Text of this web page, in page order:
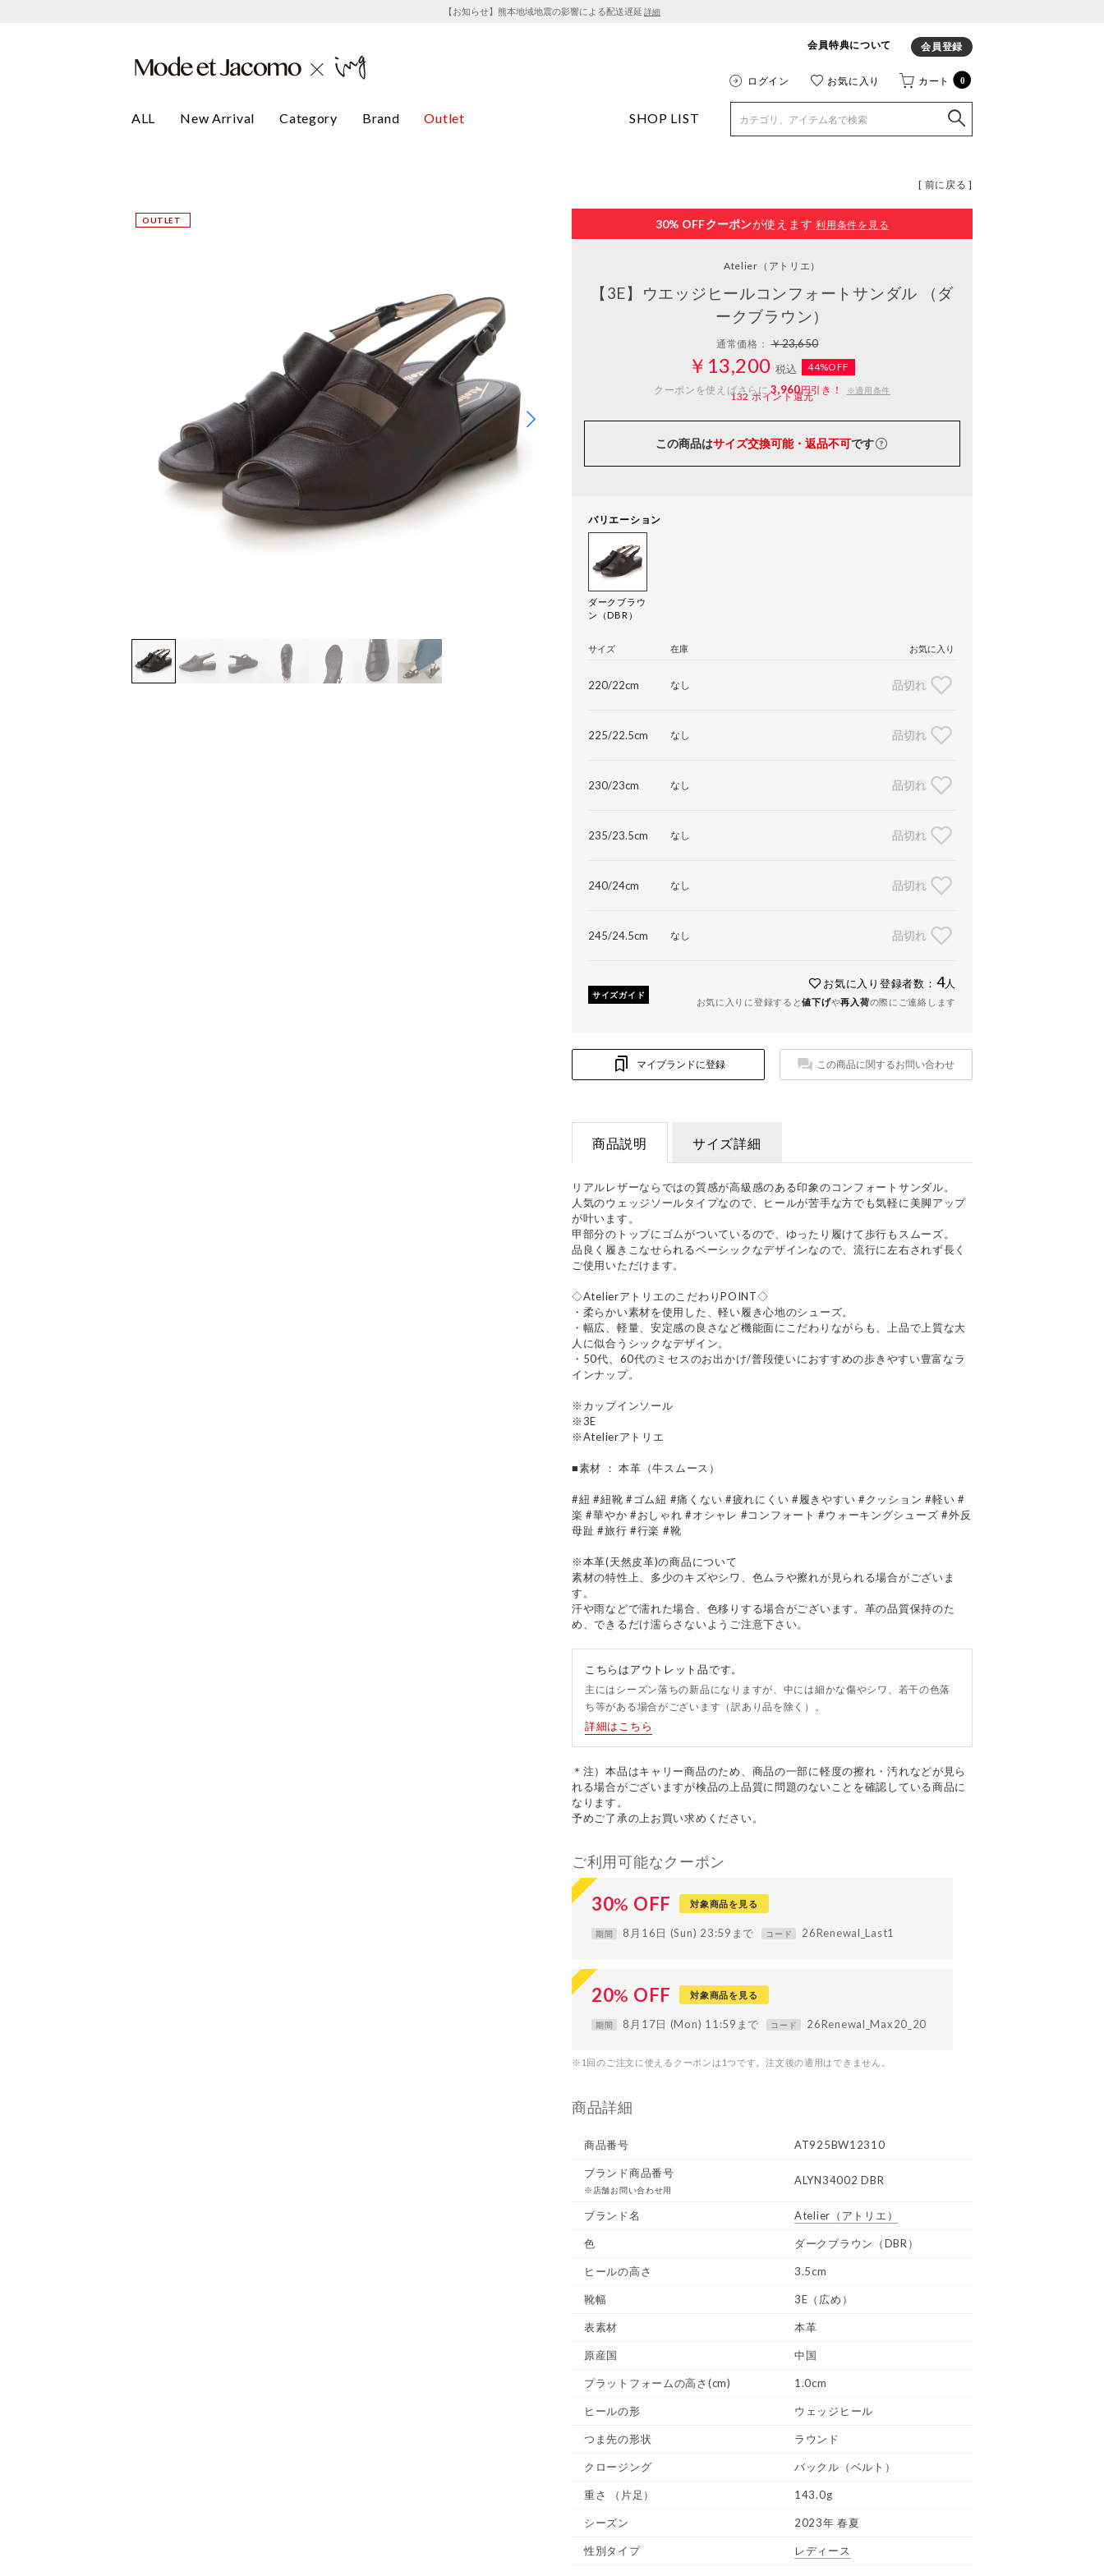
【お知らせ】熊本地域地震の影響による配送遅延 詳細
会員特典について 会員登録
ログイン お気に入り カート 0
ALL New Arrival Category Brand Outlet SHOP LIST
[ 前に戻る ]
30% OFFクーポンが使えます 利用条件を見る
Atelier （アトリエ）
【3E】ウエッジヒールコンフォートサンダル （ダ
ークブラウン）
通常価格：￥23,650
￥13,200 税込
44%OFF
クーポンを使えばさらに3,960円引き！ ※適用条件
132ポイント還元
この商品はサイズ交換可能・返品不可です
バリエーション
ダークブラウ
ン（DBR）
サイズ 在庫 お気に入り
220/22cm なし 品切れ
225/22.5cm なし 品切れ
230/23cm なし 品切れ
235/23.5cm なし 品切れ
240/24cm なし 品切れ
245/24.5cm なし 品切れ
サイズガイド
お気に入り登録者数： 4人
お気に入りに登録すると値下げや再入荷の際にご連絡します
マイブランドに登録 この商品に関するお問い合わせ
商品説明 サイズ詳細
リアルレザーならではの質感が高級感のある印象のコンフォートサンダル。
人気のウェッジソールタイプなので、ヒールが苦手な方でも気軽に美脚アップ
が叶います。
甲部分のトップにゴムがついているので、ゆったり履けて歩行もスムーズ。
品良く履きこなせられるベーシックなデザインなので、流行に左右されず長く
ご使用いただけます。
◇AtelierアトリエのこだわりPOINT◇
・柔らかい素材を使用した、軽い履き心地のシューズ。
・幅広、軽量、安定感の良さなど機能面にこだわりながらも、上品で上質な大
人に似合うシックなデザイン。
・50代、60代のミセスのお出かけ/普段使いにおすすめの歩きやすい豊富なラ
インナップ。
※カップインソール
※3E
※Atelierアトリエ
■素材 ： 本革（牛スムース）
#紐 #紐靴 #ゴム紐 #痛くない #疲れにくい #履きやすい #クッション #軽い #
楽 #華やか #おしゃれ #オシャレ #コンフォート #ウォーキングシューズ #外反
母趾 #旅行 #行楽 #靴
※本革(天然皮革)の商品について
素材の特性上、多少のキズやシワ、色ムラや擦れが見られる場合がございま
す。
汗や雨などで濡れた場合、色移りする場合がございます。革の品質保持のた
め、できるだけ濡らさないようご注意下さい。
こちらはアウトレット品です。
主にはシーズン落ちの新品になりますが、中には細かな傷やシワ、若干の色落
ち等がある場合がございます（訳あり品を除く）。
詳細はこちら
＊注）本品はキャリー商品のため、商品の一部に軽度の擦れ・汚れなどが見ら
れる場合がございますが検品の上品質に問題のないことを確認している商品に
なります。
予めご了承の上お買い求めください。
ご利用可能なクーポン
30% OFF 対象商品を見る
期間 8月16日 (Sun) 23:59まで コード 26Renewal_Last1
20% OFF 対象商品を見る
期間 8月17日 (Mon) 11:59まで コード 26Renewal_Max20_20
※1回のご注文に使えるクーポンは1つです。注文後の適用はできません。
商品詳細
商品番号 AT925BW12310
ブランド商品番号
※店舗お問い合わせ用
ALYN34002 DBR
ブランド名 Atelier （アトリエ）
色 ダークブラウン（DBR）
ヒールの高さ 3.5cm
靴幅 3E（広め）
表素材 本革
原産国 中国
プラットフォームの高さ(cm) 1.0cm
ヒールの形 ウェッジヒール
つま先の形状 ラウンド
クロージング バックル（ベルト）
重さ （片足） 143.0g
シーズン 2023年 春夏
性別タイプ レディース